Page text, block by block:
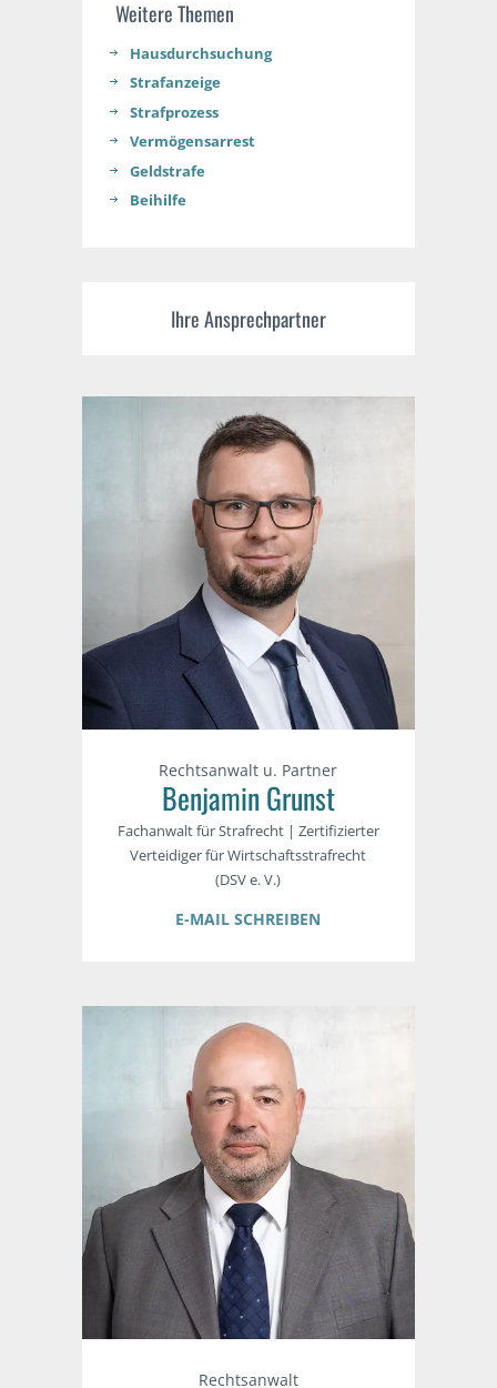
Weitere Themen
Hausdurchsuchung
Strafanzeige
Strafprozess
Vermögensarrest
Geldstrafe
Beihilfe
Ihre Ansprechpartner
Rechtsanwalt u. Partner
Benjamin Grunst
Fachanwalt für Strafrecht | Zertifizierter
Verteidiger für Wirtschaftsstrafrecht
(DSV e. V.)
E-MAIL SCHREIBEN
Rechtsanwalt